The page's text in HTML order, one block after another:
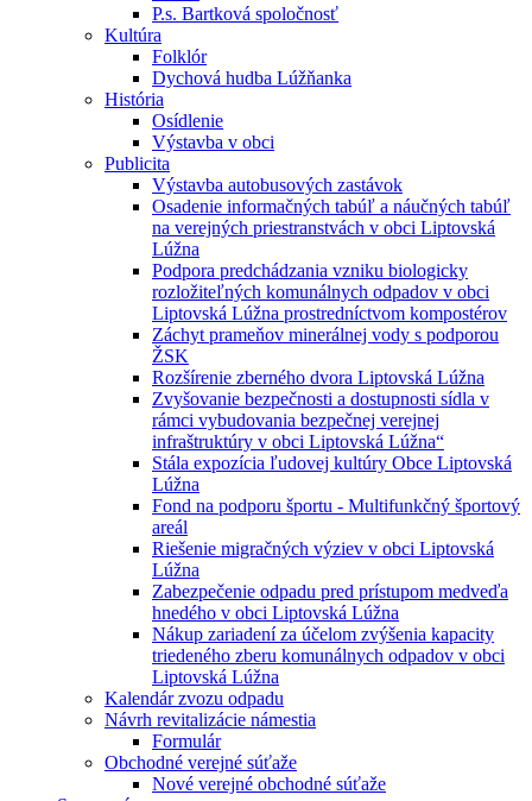
P.s. Bartková spoločnosť
Kultúra
Folklór
Dychová hudba Lúžňanka
História
Osídlenie
Výstavba v obci
Publicita
Výstavba autobusových zastávok
Osadenie informačných tabúľ a náučných tabúľ
na verejných priestranstvách v obci Liptovská
Lúžna
Podpora predchádzania vzniku biologicky
rozložiteľných komunálnych odpadov v obci
Liptovská Lúžna prostredníctvom kompostérov
Záchyt prameňov minerálnej vody s podporou
ŽSK
Rozšírenie zberného dvora Liptovská Lúžna
Zvyšovanie bezpečnosti a dostupnosti sídla v
rámci vybudovania bezpečnej verejnej
infraštruktúry v obci Liptovská Lúžna“
Stála expozícia ľudovej kultúry Obce Liptovská
Lúžna
Fond na podporu športu - Multifunkčný športový
areál
Riešenie migračných výziev v obci Liptovská
Lúžna
Zabezpečenie odpadu pred prístupom medveďa
hnedého v obci Liptovská Lúžna
Nákup zariadení za účelom zvýšenia kapacity
triedeného zberu komunálnych odpadov v obci
Liptovská Lúžna
Kalendár zvozu odpadu
Návrh revitalizácie námestia
Formulár
Obchodné verejné súťaže
Nové verejné obchodné súťaže